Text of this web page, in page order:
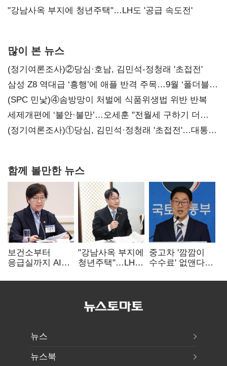
"강남사옥 부지에 청년주택"…LH도 '공급 속도전'
많이 본 뉴스
(정기여론조사)②당심·호남, 김민석-정청래 '초접전'
삼성 Z8 역대급 ‘흥행’에 애플 반격 주목…9월 ‘폴더블
대전’
(SPC 민낯)④솜방망이 처벌에 식품위생법 위반 반복
세제개편에 ‘불안·불만’…오세훈 "전월세 구하기 더
힘들어질 것"
(정기여론조사)①당심, 김민석·정청래 '초접전'…대통령
함께 볼만한 뉴스
보건소부터
응급실까지 AI
혁신 본격화
"강남사옥 부지에
청년주택"…LH도
중고차 '깜깜이
수수료' 없앤다…
생기면 환불
뉴스
뉴스북